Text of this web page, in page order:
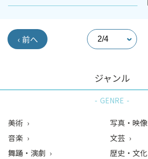
‹ 前へ
ジャンル
GENRE
美術
音楽
舞踊・演劇
写真・映像
文芸
歴史・文化